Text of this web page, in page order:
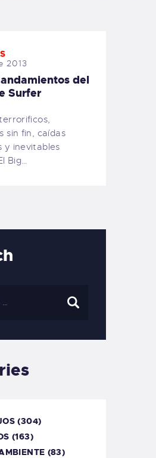
2013
del
Surfer
sin fin, caídas
y inevitables
Big…
(304)
(163)
(83)